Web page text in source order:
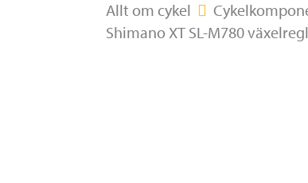
Allt om cykel
Shimano XT SL-M780